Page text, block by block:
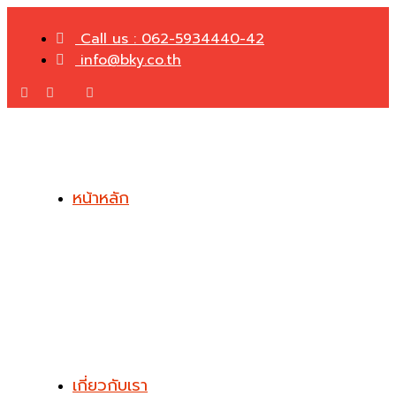
Call us : 062-5934440-42
info@bky.co.th
หน้าหลัก
เกี่ยวกับเรา